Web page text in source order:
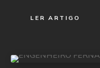
LER ARTIGO